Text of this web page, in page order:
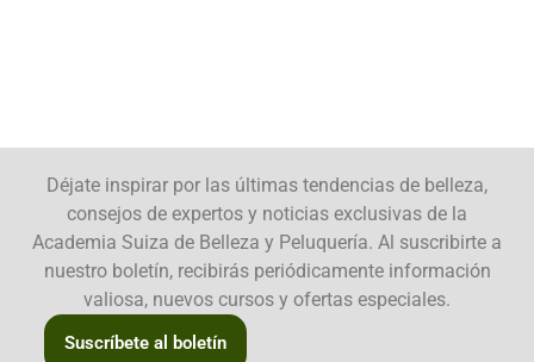
Déjate inspirar por las últimas tendencias de belleza,
consejos de expertos y noticias exclusivas de la
Academia Suiza de Belleza y Peluquería. Al suscribirte a
nuestro boletín, recibirás periódicamente información
valiosa, nuevos cursos y ofertas especiales.
Suscríbete al boletín